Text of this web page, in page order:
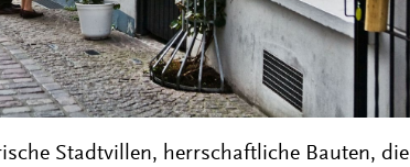
Stadtvillen, herrschaftliche Bauten, die